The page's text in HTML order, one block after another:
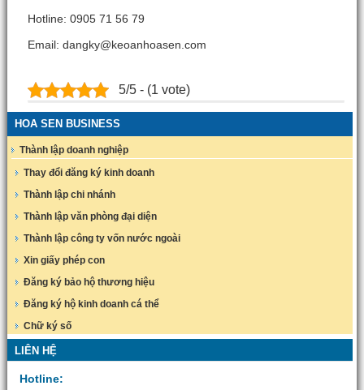
Hotline: 0905 71 56 79
Email: dangky@keoanhoasen.com
5/5 - (1 vote)
HOA SEN BUSINESS
Thành lập doanh nghiệp
Thay đổi đăng ký kinh doanh
Thành lập chi nhánh
Thành lập văn phòng đại diện
Thành lập công ty vốn nước ngoài
Xin giấy phép con
Đăng ký bảo hộ thương hiệu
Đăng ký hộ kinh doanh cá thể
Chữ ký số
LIÊN HỆ
Hotline: